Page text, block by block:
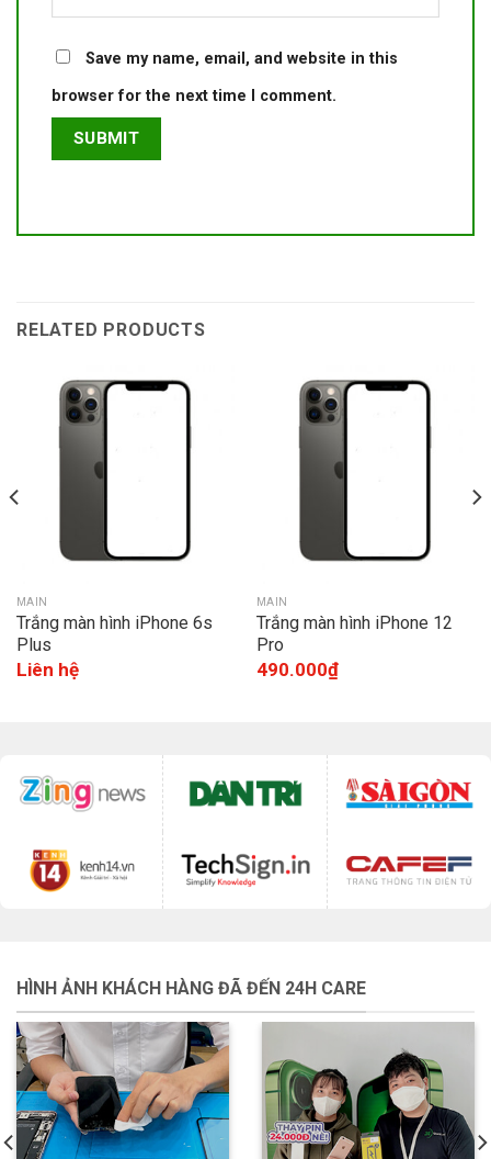
Save my name, email, and website in this
browser for the next time I comment.
RELATED PRODUCTS
MAIN
Trắng màn hình iPhone 6s
Plus
Liên hệ
MAIN
Trắng màn hình iPhone 12
Pro
490.000₫
HÌNH ẢNH KHÁCH HÀNG ĐÃ ĐẾN 24H CARE